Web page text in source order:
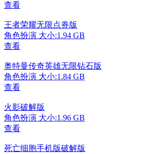
查看
王者荣耀无限点券版
角色扮演 大小:1.94 GB
查看
奥特曼传奇英雄无限钻石版
角色扮演 大小:1.84 GB
查看
火影破解版
角色扮演 大小:1.96 GB
查看
死亡细胞手机版破解版